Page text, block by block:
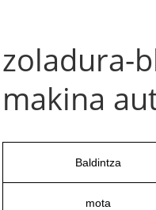
zoladura-
makina
Baldintza
mota